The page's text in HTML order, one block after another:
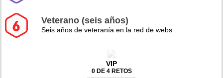
Veterano (seis años)
Seis años de veteranía en la red de webs
VIP
0 DE 4 RETOS